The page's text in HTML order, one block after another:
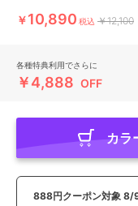
￥10,890 税込 ￥12,100
各種特典利用でさらに
￥4,888 OFF
カラ
888円クーポン対象 8/